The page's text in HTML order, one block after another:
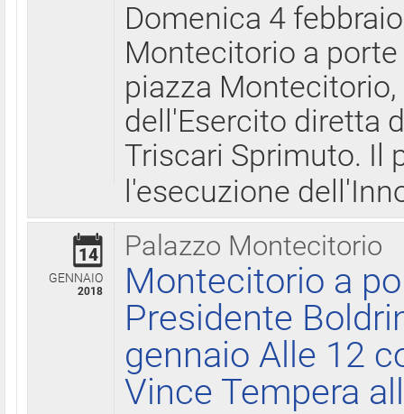
Domenica 4
Montecitorio a
piazza
dell'Esercito diretta
Triscari Sprimuto. Il
l'esecuzione
Palazzo Montecitorio
14
GENNAIO
2018
Montecitorio a
Presidente
gennaio Alle 12
Vince Tempera